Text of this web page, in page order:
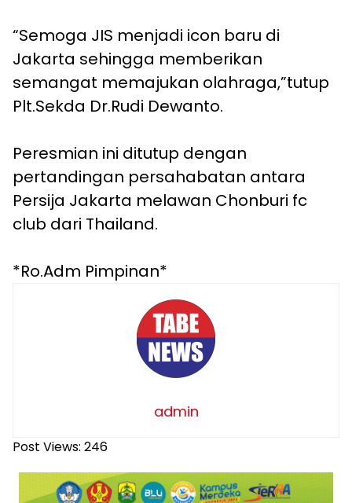
“Semoga JIS menjadi icon baru di
Jakarta sehingga memberikan
semangat memajukan olahraga,”tutup
Plt.Sekda Dr.Rudi Dewanto.
Peresmian ini ditutup dengan
pertandingan persahabatan antara
Persija Jakarta melawan Chonburi fc
club dari Thailand.
*Ro.Adm Pimpinan*
admin
Post Views: 246